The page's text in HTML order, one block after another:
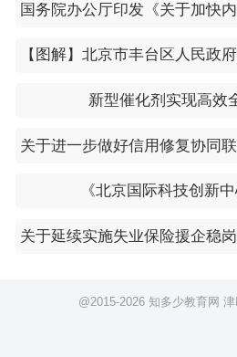
新型催化剂实现高效
《北京国际科技创新
@2015-2026 知多少教育网